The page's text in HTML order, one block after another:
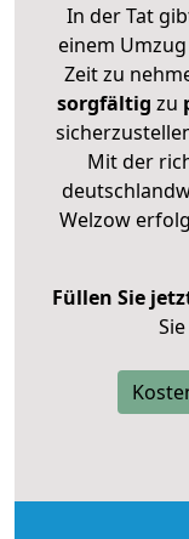
In der Tat
einem
Zeit zu
sorgfältig zu
Mit der
Welzow
Füllen Sie